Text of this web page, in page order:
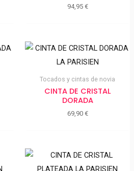
94,95 €
Tocados y cintas de novia
CINTA DE CRISTAL
DORADA
69,90 €